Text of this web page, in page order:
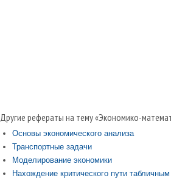
Другие рефераты на тему «Экономико-
Основы экономического анализа
Транспортные задачи
Моделирование экономики
Нахождение критического пути